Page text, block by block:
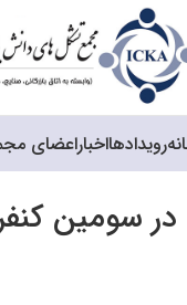
رویدادهااخباراعضای
در سومین